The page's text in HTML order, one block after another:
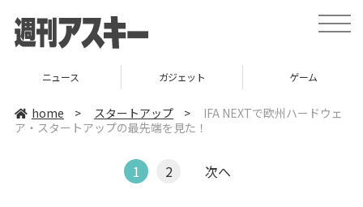
t
o
v
ニュース ガジェット ゲーム
home > スタートアップ >
IFA NEXTで欧州ハードウェ
ア・スタートアップの最先端を見た！
1 2 次へ